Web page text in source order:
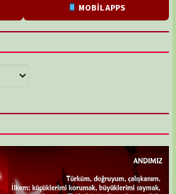
MOBİL APPS